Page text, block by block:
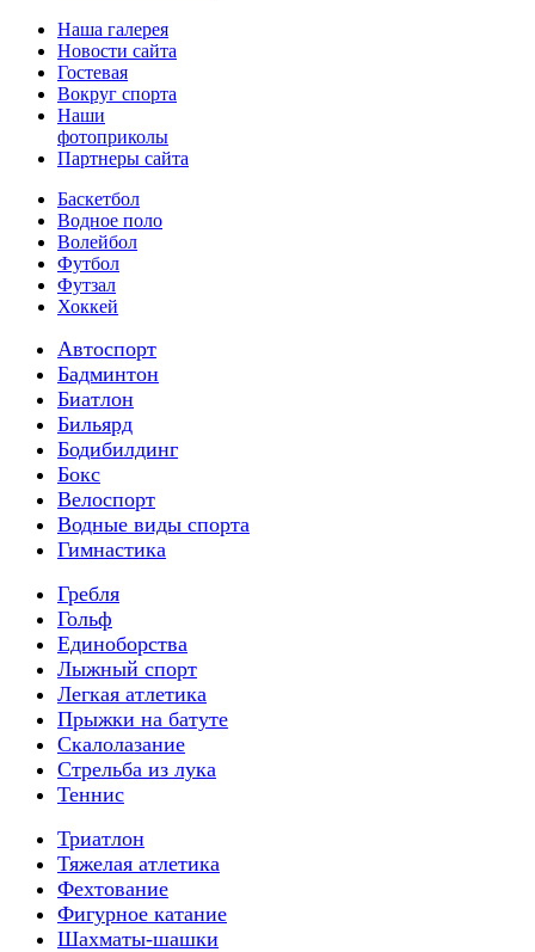
Наша галерея
Новости сайта
Гостевая
Вокруг спорта
Наши
фотоприколы
Партнеры сайта
Баскетбол
Водное поло
Волейбол
Футбол
Футзал
Хоккей
Автоспорт
Бадминтон
Биатлон
Бильярд
Бодибилдинг
Бокс
Велоспорт
Водные виды спорта
Гимнастика
Гребля
Гольф
Единоборства
Лыжный спорт
Легкая атлетика
Прыжки на батуте
Скалолазание
Стрельба из лука
Теннис
Триатлон
Тяжелая атлетика
Фехтование
Фигурное катание
Шахматы-шашки